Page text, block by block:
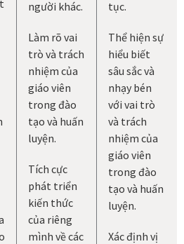
người khác.
Làm rõ vai
trò và trách
nhiệm của
giáo viên
trong đào
tạo và huấn
luyện.
Tích cực
phát triển
kiến thức
của riêng
mình về các
tục.
Thể hiện sự
hiểu biết
sâu sắc và
nhạy bén
với vai trò
và trách
nhiệm của
giáo viên
trong đào
tạo và huấn
luyện.
Xác định vị